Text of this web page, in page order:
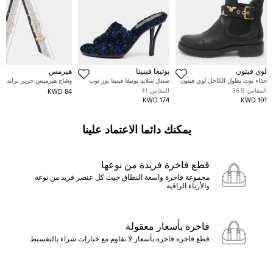
لوي فيتون
حذاء بوت بطول الكاحل لوي فيتون
"فاست رايد" جلد أسود مقاس 36.5
المقاس: 36.5
191 KWD
بوتيغا فينيتا
صندل سلايد بوتيغا فينيتا بوز توب
ملون تويد مقاس 41
المقاس: 41
174 KWD
هيرمس
وشاح هيرميس حرير برايد
متعدد الألوان
84 KWD
يمكنك دائما الاعتماد علينا
قطع فاخرة فريدة من نوعها
مجموعة فاخرة واسعة النطاق حيث كل عنصر فريد من نوعه
والأزياء الراقية
فاخرة بأسعار معقولة
قطع فاخرة فاخرة بأسعار لا تقاوم مع خيارات شراء بالتقسيط